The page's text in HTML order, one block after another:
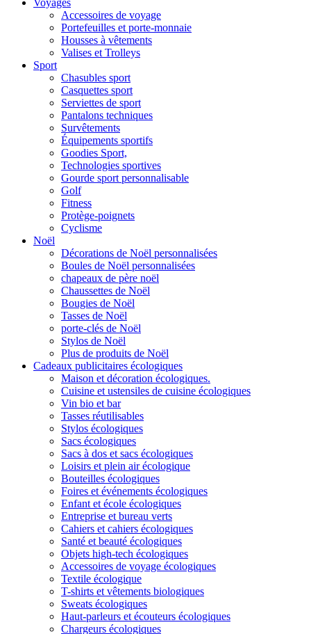
Accessoires de voyage
Portefeuilles et porte-monnaie
Housses à vêtements
Valises et Trolleys
Sport
Chasubles sport
Casquettes sport
Serviettes de sport
Pantalons techniques
Survêtements
Équipements sportifs
Goodies Sport,
Technologies sportives
Gourde sport personnalisable
Golf
Fitness
Protège-poignets
Cyclisme
Noël
Décorations de Noël personnalisées
Boules de Noël personnalisées
chapeaux de père noël
Chaussettes de Noël
Bougies de Noël
Tasses de Noël
porte-clés de Noël
Stylos de Noël
Plus de produits de Noël
Cadeaux publicitaires écologiques
Maison et décoration écologiques.
Cuisine et ustensiles de cuisine écologiques
Vin bio et bar
Tasses réutilisables
Stylos écologiques
Sacs écologiques
Sacs à dos et sacs écologiques
Loisirs et plein air écologique
Bouteilles écologiques
Foires et événements écologiques
Enfant et école écologiques
Entreprise et bureau verts
Cahiers et cahiers écologiques
Santé et beauté écologiques
Objets high-tech écologiques
Accessoires de voyage écologiques
Textile écologique
T-shirts et vêtements biologiques
Sweats écologiques
Haut-parleurs et écouteurs écologiques
Chargeurs écologiques